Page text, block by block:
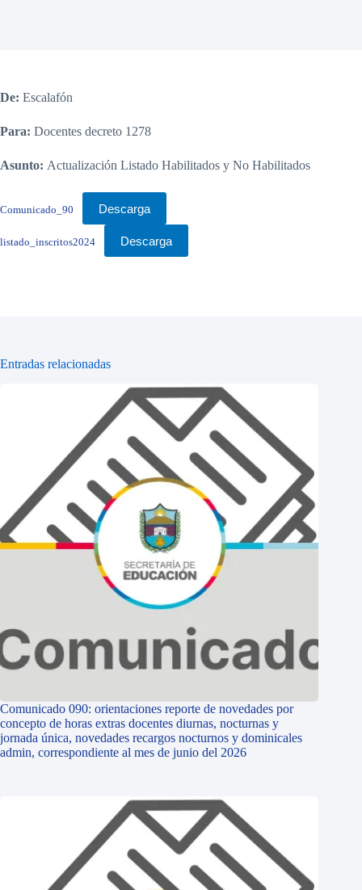
De: Escalafón
Para: Docentes decreto 1278
Asunto: Actualización Listado Habilitados y No Habilitados
Comunicado_90 Descarga
listado_inscritos2024 Descarga
Entradas relacionadas
Comunicado 090: orientaciones reporte de novedades por
concepto de horas extras docentes diurnas, nocturnas y
jornada única, novedades recargos nocturnos y dominicales
admin, correspondiente al mes de junio del 2026